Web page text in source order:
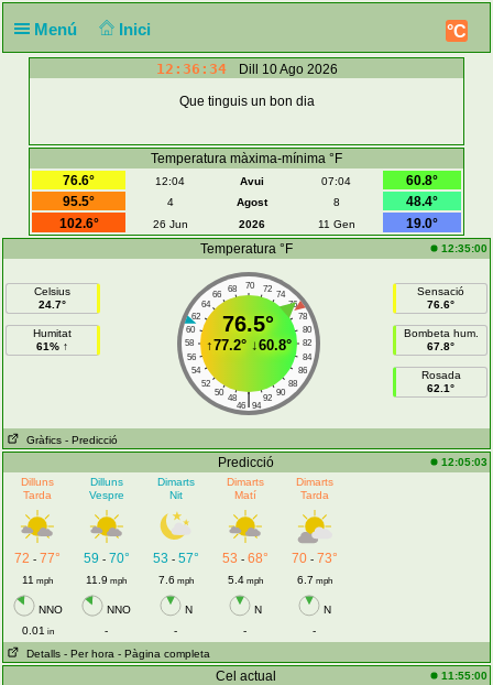
Menú Inici °C
12:36:34 Dill 10 Ago 2026
Que tinguis un bon dia
Temperatura màxima-mínima °F
76.6°
12:04 Avui 07:04
60.8°
95.5°
4 Agost 8
48.4°
102.6°
26 Jun 2026 11 Gen
19.0°
Temperatura °F
12:35:00
Celsius
24.7°
Humitat
61% ↑
70
68 72
66
74
64
76
62
78
60
80
58
82
56
84
54
86
52
88
50
90
48 92
|
46 94
76.5°
↑77.2°↓60.8°
Sensació
76.6°
Bombeta hum.
67.8°
Rosada
62.1°
Gràfics - Predicció
Predicció
12:05:03
Dilluns
Tarda
Dilluns
Vespre
Dimarts
Nit
Dimarts
Matí
Dimarts
Tarda
72 - 77° 59 - 70° 53 - 57° 53 - 68° 70- 73°
11 mph 11.9 mph 7.6 mph 5.4mph 6.7 mph
NNO NNO N N
N
0.01 in - - -
-
Detalls - Per hora - Pàgina completa
Cel actual 11:55:00